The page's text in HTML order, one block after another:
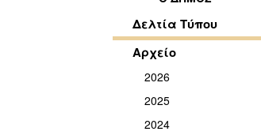
Δελτία Τύπου
Αρχείο
2026
2025
2024